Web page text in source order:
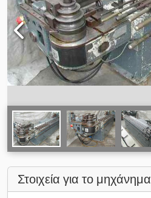
Στοιχεία για το μηχάνημα